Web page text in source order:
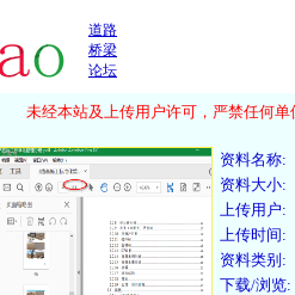
道路
桥梁
论坛
未经本站及上传用户许可，严禁任何单
资料名称:
资料大小:
上传用户:
上传时间:
资料类别:
下载/浏览: